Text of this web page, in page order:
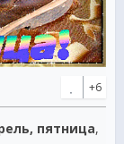
+6
пятница,